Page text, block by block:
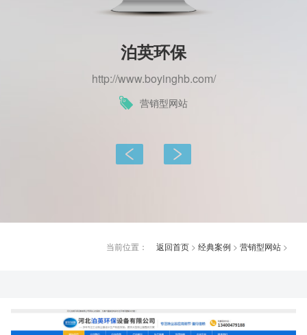
泊英环保
http://www.boyinghb.com/
营销型网站
下一篇：
当前位置： 返回首页 > 经典案例 > 营销型网站 >